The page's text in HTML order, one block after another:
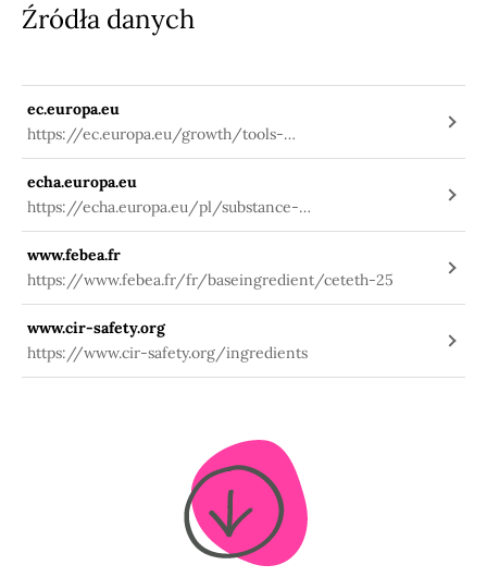
Źródła danych
ec.europa.eu
https://ec.europa.eu/growth/tools-
databases/cosing/index.cfm?
fuseaction=search.details_v2&id=55404
echa.europa.eu
https://echa.europa.eu/pl/substance-
information/-/substanceinfo/100.132.766
www.febea.fr
https://www.febea.fr/fr/baseingredient/ceteth-25
www.cir-safety.org
https://www.cir-safety.org/ingredients